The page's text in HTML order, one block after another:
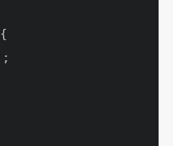
{
;